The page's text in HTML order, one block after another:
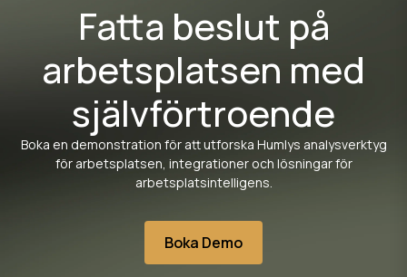
Fatta beslut på
arbetsplatsen med
självförtroende
Boka en demonstration för att utforska Humlys analysverktyg
för arbetsplatsen, integrationer och lösningar för
arbetsplatsintelligens.
Boka Demo